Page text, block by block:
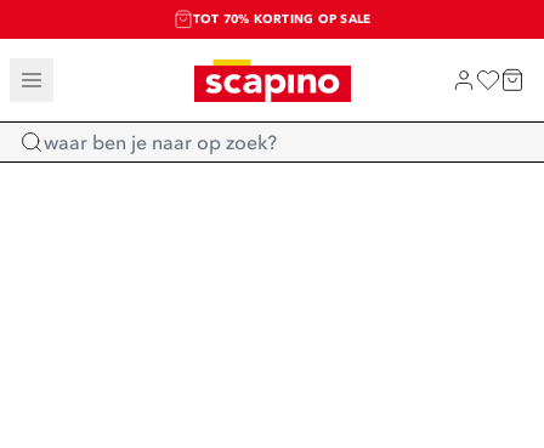
TOT 70% KORTING OP SALE
SALE: LAATSTE KANS!
SHOP NIEUW
Home